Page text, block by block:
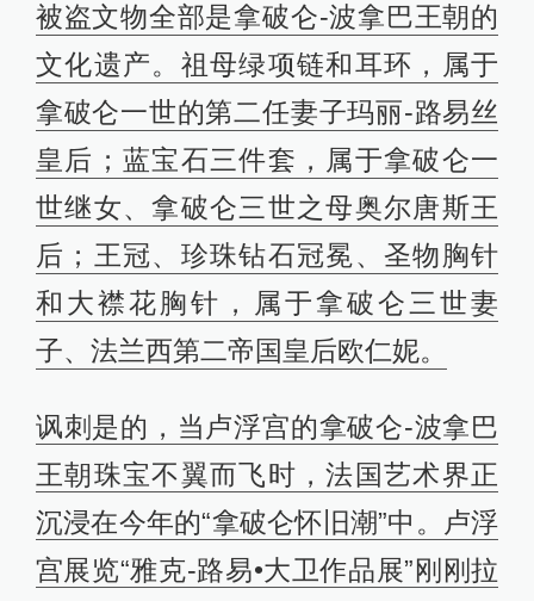
被盗文物全部是拿破仑-波拿巴王朝的
文化遗产。祖母绿项链和耳环，属于
拿破仑一世的第二任妻子玛丽-路易丝
皇后；蓝宝石三件套，属于拿破仑一
世继女、拿破仑三世之母奥尔唐斯王
后；王冠、珍珠钻石冠冕、圣物胸针
和大襟花胸针，属于拿破仑三世妻
子、法兰西第二帝国皇后欧仁妮。
讽刺是的，当卢浮宫的拿破仑-波拿巴
王朝珠宝不翼而飞时，法国艺术界正
沉浸在今年的“拿破仑怀旧潮”中。卢浮
宫展览“雅克-路易•大卫作品展”刚刚拉